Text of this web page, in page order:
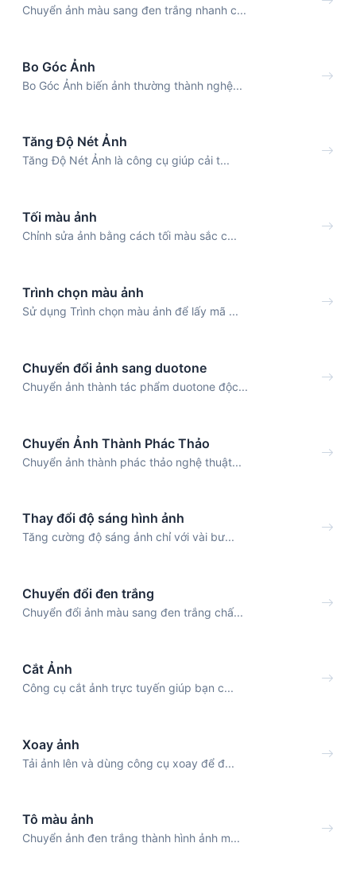
Chuyển ảnh màu sang đen trắng nhanh c...
Bo Góc Ảnh
Bo Góc Ảnh biến ảnh thường thành nghệ...
Tăng Độ Nét Ảnh
Tăng Độ Nét Ảnh là công cụ giúp cải t...
Tối màu ảnh
Chỉnh sửa ảnh bằng cách tối màu sắc c...
Trình chọn màu ảnh
Sử dụng Trình chọn màu ảnh để lấy mã ...
Chuyển đổi ảnh sang duotone
Chuyển ảnh thành tác phẩm duotone độc...
Chuyển Ảnh Thành Phác Thảo
Chuyển ảnh thành phác thảo nghệ thuật...
Thay đổi độ sáng hình ảnh
Tăng cường độ sáng ảnh chỉ với vài bư...
Chuyển đổi đen trắng
Chuyển đổi ảnh màu sang đen trắng chấ...
Cắt Ảnh
Công cụ cắt ảnh trực tuyến giúp bạn c...
Xoay ảnh
Tải ảnh lên và dùng công cụ xoay để đ...
Tô màu ảnh
Chuyển ảnh đen trắng thành hình ảnh m...